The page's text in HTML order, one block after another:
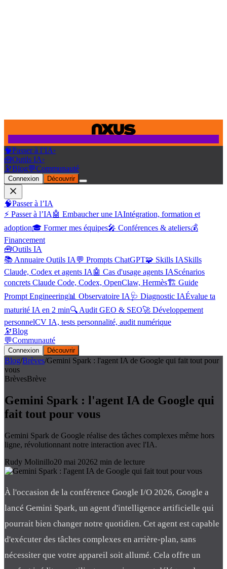
🧠Passer à l’IA›
🧰Outils IA›
🔭Blog💬Communauté
Connexion Découvrir
🧠Passer à l’IA
⚡ Passer à l’IA 🤖 Embaucher une IAIntégration, formation et
adoption🎓 Former mes équipes🎤 Conférences & ateliers💰
Financement
🧰Outils IA
📚 Annuaire Outils IA 💬 Prompts ChatGPT🧩 Skills IASkills
Claude, Codex et agents IA 🤖 Cas d'usage agents IAScénarios
concrets Claude Code, Codex, OpenClaw, Hermès🏗️ Guide
Prompt Engineering📊 Observatoire IA 🩺 Diagnostic IAÉvalue ta
maturité IA en 2 min🔍 Audit GEO & SEO🚀 Développement
personnelCV IA, tests personnalité, audit numérique
🔭Blog
💬Communauté
Connexion Découvrir
Blog/Brèves/Gemini Spark : l'agent IA de Google qui fait tout pour
vous
BrèvesBrève
Gemini Spark : l'agent IA de Google qui
fait tout pour vous
Gemini Spark de Google réalise des tâches complexes même hors
ligne, révolutionnant notre interaction avec l'IA.
Rudy Molinillo20 mai 20262 min de lecture
À l'occasion de la conférence Google I/O 2026, Google a
lancé Gemini Spark, un agent d'intelligence artificielle qui
pourrait bien changer notre quotidien. Cet agent est capable
d'exécuter des tâches complexes en arrière-plan, sans
nécessiter que votre appareil soit allumé. Cela offre un